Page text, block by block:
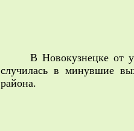
В Новокузнецке от
случилась в минувшие
района.